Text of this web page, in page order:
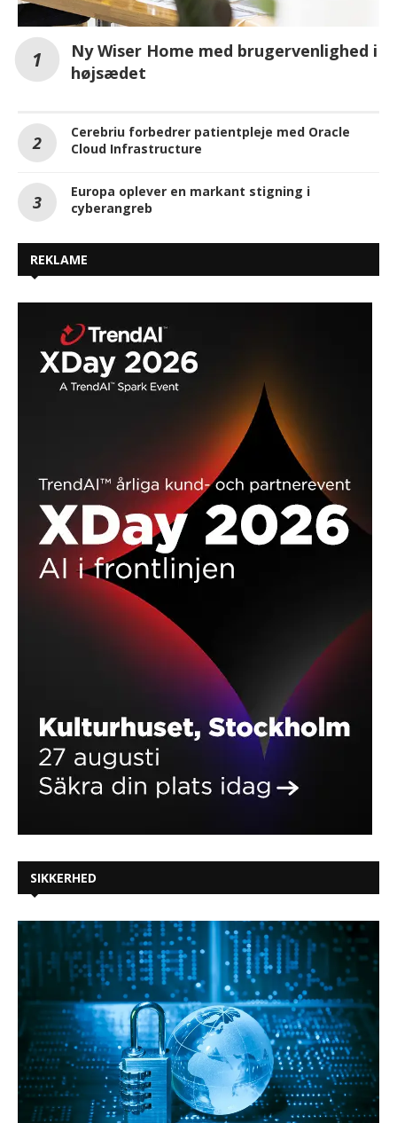
Ny Wiser Home med brugervenlighed i
højsædet
Cerebriu forbedrer patientpleje med Oracle
Cloud Infrastructure
Europa oplever en markant stigning i
cyberangreb
REKLAME
SIKKERHED